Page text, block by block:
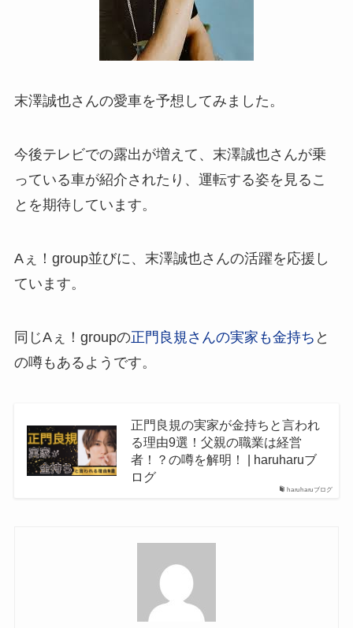
末澤誠也さんの愛車を予想してみました。
今後テレビでの露出が増えて、末澤誠也さんが乗
っている車が紹介されたり、運転する姿を見るこ
とを期待しています。
Aぇ！group並びに、末澤誠也さんの活躍を応援し
ています。
同じAぇ！groupの正門良規さんの実家も金持ち と
の噂もあるようです。
haruharuブログ
正門良規の実家が金持ちと言われ
る理由9選！父親の職業は経営
者！？の噂を解明！ | haruharuブ
ログ